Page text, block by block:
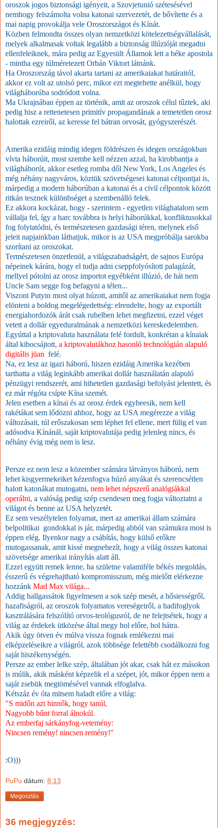
oroszok jogos biztonsági igényeit, a Szovjetunió szétesésével
nemhogy felszámolta volna katonai szervezetét, de bővítette és a
mai napig provokálja vele Oroszországot és Kínát.
Közben felmondta összes olyan nemzetközi kötelezettségvállalását,
melyek alkalmasak voltak legalább a biztonság illúzióját megadni
ellenfeleiknek, mára pedig az Egyesült Államok lett a béke apostola
- mintha egy túlméretezett Orbán Viktort látnánk.
Ha Oroszország távol akarta tartani az amerikaiakat határaitól,
akkor ez volt az utolsó perc, mikor ezt megtehette anélkül, hogy
világháborúba sodródott volna.
Ma Ukrajnában éppen az történik, amit az oroszok célul tűztek, aki
pedig hisz a rettenetesen primitív propagandának a temetetlen orosz
halottak ezreiről, az keresse fel bátran orvosát, gyógyszerészét.
Amerika ezidáig mindig idegen földrészen és idegen országokban
vívta háborúit, most szembe kell nézzen azzal, ha kirobbantja a
világháborút, akkor esetleg romba dől New York, Los Angeles és
még néhány nagyváros, köztük szövetségesei katonai célpontjai is,
márpedig a modern háborúban a katonai és a civil célpontok között
ritkán tesznek különbséget a szembenálló felek.
Ez akkora kockázat, hogy - szerintem - egyetlen világhatalom sem
vállalja fel, így a harc továbbra is helyi háborúkkal, konfliktusokkal
fog folytatódni, és természetesen gazdasági téren, melynek első
jeleit napjainkban láthatjuk, mikor is az USA megpróbálja sarokba
szorítani az oroszokat.
Természetesen önzetlenül, a világszabadságért, de sajnos Európa
népeinek kárára, hogy el tudja adni cseppfolyósított palagázát,
mellyel pótolni az orosz importot egyébként illúzió, de hát nem
Uncle Sam segge fog befagyni a télen...
Viszont Putyin most olyat húzott, amitől az amerikaiakat nem fogja
elönteni a boldog megelégedettség: elrendelte, hogy az exportált
energiahordozók árát csak rubelben lehet megfizetni, ezzel véget
vetett a dollár egyeduralmának a nemzetközi kereskedelemben.
Egyúttal a kriptovaluta használata felé fordult, konkrétan a kínaiak
által kibocsájtott, a kriptovalutákhoz hasonló technológián alapuló
digitális jüan felé.
Na, ez lesz az igazi háború, hiszen ezidáig Amerika kezében
tarthatta a világ leginkább amerikai dollár használatán alapuló
pénzügyi rendszerét, ami hihetetlen gazdasági befolyást jelentett, és
ez már régóta csípte Kína szemét.
Jelen esetben a kínai és az orosz érdek egybeesik, nem kell
rakétákat sem lődözni ahhoz, hogy az USA megérezze a világ
változásait, túl erőszakosan sem léphet fel ellene, mert fülig el van
adósodva Kínánál, saját kriptovalutája pedig jelenleg nincs, és
néhány évig még nem is lesz.
Persze ez nem lesz a közember számára látványos háború, nem
lehet kisgyermekeiket kézenfogva húzó anyákat és szerencsétlen
halott katonákat mutogatni, nem lehet népszerű analógiákkal
operálni, a valóság pedig szép csendesen meg fogja változtatni a
világot és benne az USA helyzetét.
Ez sem veszélytelen folyamat, mert az amerikai állam számára
belpolitikai gondokkal is jár, márpedig abból van számukra most is
éppen elég. Ilyenkor nagy a csábítás, hogy külső erőkre
mutogassanak, amit kissé megnehezít, hogy a világ összes katonai
szövetsége amerikai irányítás alatt áll.
Ezzel együtt remek lenne, ha születne valamiféle békés megoldás,
ésszerű és végrehajtható kompromisszum, még mielőtt elérkezne
hozzánk Mad Max világa...
Addig hallgassátok figyelmesen a sok szép mesét, a hősiességről,
hazafiságról, az oroszok folyamatos vereségeiről, a hadifoglyok
kasztrálására felszólító orvos-teológusról, de ne felejtsétek, hogy a
világ az érdekek ütközése által megy hol előre, hol hátra.
Akik úgy ötven év múlva vissza fognak emlékezni mai
elképzeléseikre a világról, azok többsége felettébb csodálkozni fog
saját hiszékenységén.
Persze az ember lelke szép, általában jót akar, csak hát ez másokon
is múlik, akik másként képzelik el a szépet, jót, mikor éppen nem a
saját zsebük megtömésével vannak elfoglalva.
Kétszáz év óta mitsem haladt előre a világ:
"S midőn azt hinnők, hogy tanúl,
Nagyobb bűnt forral álnokúl.
Az emberfaj sárkányfog-vetemény:
Nincsen remény! nincsen remény!"
:O)))
PuPu dátum: 8:13
Megosztás
36 megjegyzés: